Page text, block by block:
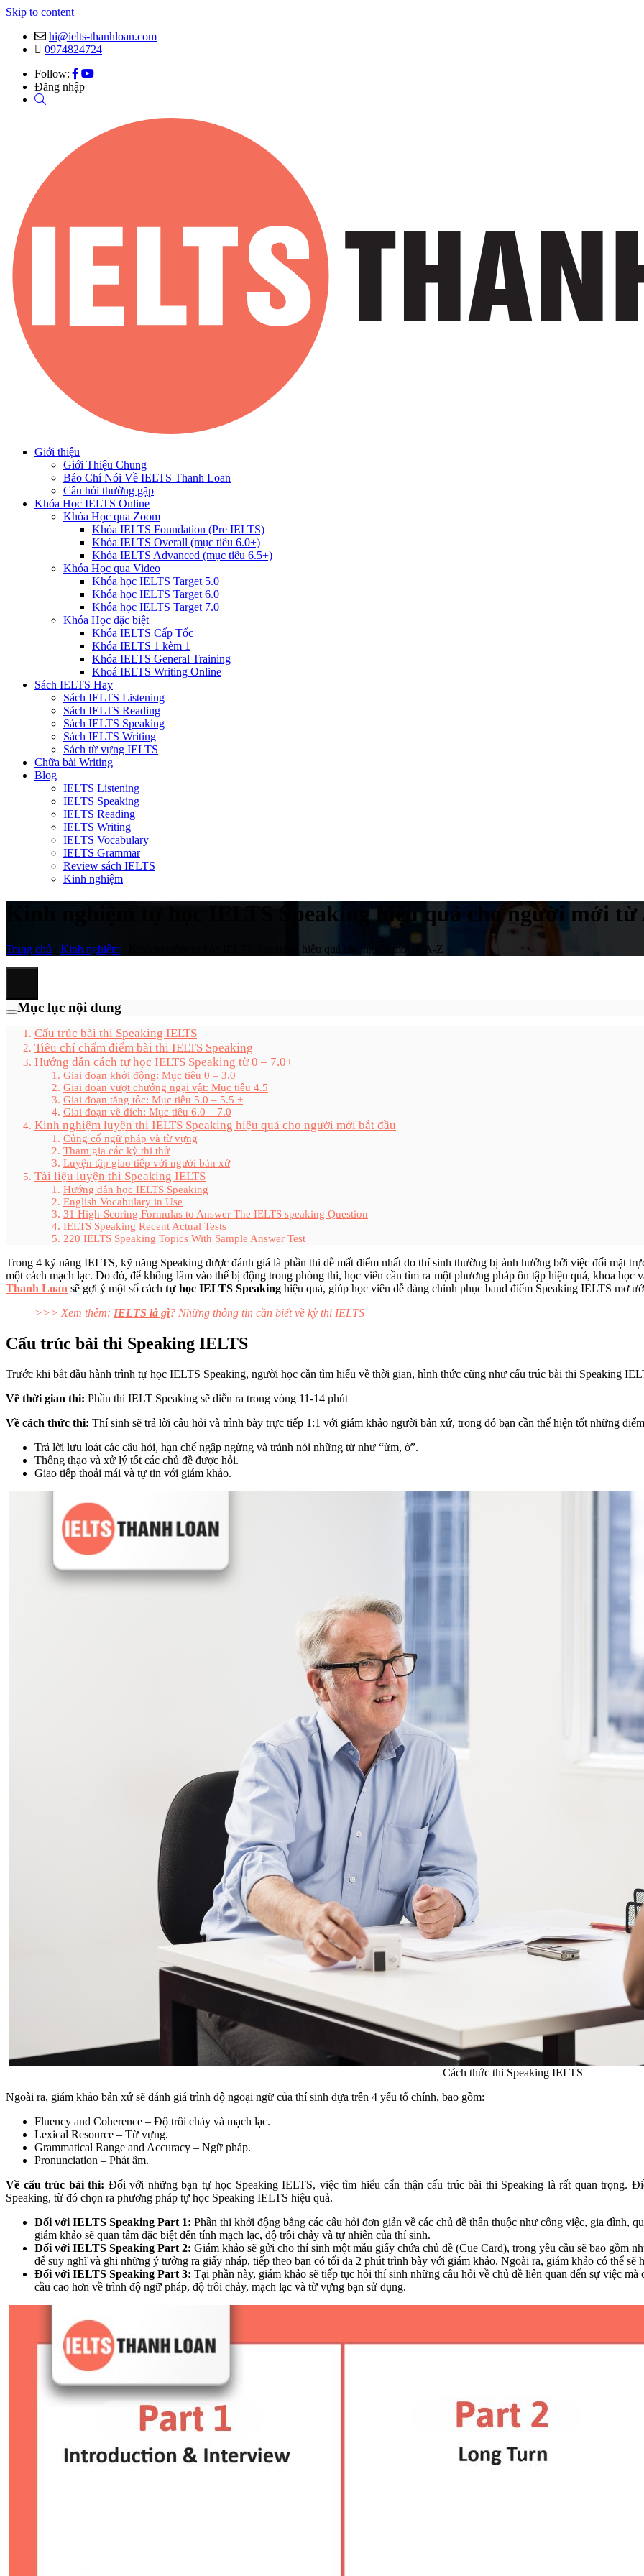
Skip to content
hi@ielts-thanhloan.com
0974824724
Follow:
Đăng nhập
Giới thiệu
Giới Thiệu Chung
Báo Chí Nói Về IELTS Thanh Loan
Câu hỏi thường gặp
Khóa Học IELTS Online
Khóa Học qua Zoom
Khóa IELTS Foundation (Pre IELTS)
Khóa IELTS Overall (mục tiêu 6.0+)
Khóa IELTS Advanced (mục tiêu 6.5+)
Khóa Học qua Video
Khóa học IELTS Target 5.0
Khóa học IELTS Target 6.0
Khóa học IELTS Target 7.0
Khóa Học đặc biệt
Khóa IELTS Cấp Tốc
Khóa IELTS 1 kèm 1
Khóa IELTS General Training
Khoá IELTS Writing Online
Sách IELTS Hay
Sách IELTS Listening
Sách IELTS Reading
Sách IELTS Speaking
Sách IELTS Writing
Sách từ vựng IELTS
Chữa bài Writing
Blog
IELTS Listening
IELTS Speaking
IELTS Reading
IELTS Writing
IELTS Vocabulary
IELTS Grammar
Review sách IELTS
Kinh nghiệm
Kinh nghiệm tự học IELTS Speaking hiệu quả cho người mới
Trang chủ Kinh nghiệm Kinh nghiệm tự học IELTS Speaking hiệu quả cho người mới từ A-Z
Mục lục nội dung
Cấu trúc bài thi Speaking IELTS
Tiêu chí chấm điểm bài thi IELTS Speaking
Hướng dẫn cách tự học IELTS Speaking từ 0 – 7.0+
Giai đoạn khởi động: Mục tiêu 0 – 3.0
Giai đoạn vượt chướng ngại vật: Mục tiêu 4.5
Giai đoạn tăng tốc: Mục tiêu 5.0 – 5.5 +
Giai đoạn về đích: Mục tiêu 6.0 – 7.0
Kinh nghiệm luyện thi IELTS Speaking hiệu quả cho người mới bắt đầu
Củng cố ngữ pháp và từ vựng
Tham gia các kỳ thi thử
Luyện tập giao tiếp với người bản xứ
Tài liệu luyện thi Speaking IELTS
Hướng dẫn học IELTS Speaking
English Vocabulary in Use
31 High-Scoring Formulas to Answer The IELTS speaking Question
IELTS Speaking Recent Actual Tests
220 IELTS Speaking Topics With Sample Answer Test
Trong 4 kỹ năng IELTS, kỹ năng Speaking được đánh giá là phần thi dễ mất điểm nhất do thí sinh thường bị ảnh hưởng bởi việc đối mặt
một cách mạch lạc. Do đó, để không lâm vào thế bị động trong phòng thi, học viên cần tìm ra một phương pháp ôn tập hiệu quả, khoa học
Thanh Loan sẽ gợi ý một số cách tự học IELTS Speaking hiệu quả, giúp học viên dễ dàng chinh phục band điểm Speaking IELTS mơ
>>> Xem thêm: IELTS là gì? Những thông tin cần biết về kỳ thi IELTS
Cấu trúc bài thi Speaking IELTS
Trước khi bắt đầu hành trình tự học IELTS Speaking, người học cần tìm hiểu về thời gian, hình thức cũng như cấu trúc bài thi Speaking
Về thời gian thi: Phần thi IELT Speaking sẽ diễn ra trong vòng 11-14 phút
Về cách thức thi: Thí sinh sẽ trả lời câu hỏi và trình bày trực tiếp 1:1 với giám khảo người bản xứ, trong đó bạn cần thể hiện tốt những
Trả lời lưu loát các câu hỏi, hạn chế ngập ngừng và tránh nói những từ như “ừm, ờ”.
Thông thạo và xử lý tốt các chủ đề được hỏi.
Giao tiếp thoải mái và tự tin với giám khảo.
Cách thức thi Speaking IELTS
Ngoài ra, giám khảo bản xứ sẽ đánh giá trình độ ngoại ngữ của thí sinh dựa trên 4 yếu tố chính, bao gồm:
Fluency and Coherence – Độ trôi chảy và mạch lạc.
Lexical Resource – Từ vựng.
Grammatical Range and Accuracy – Ngữ pháp.
Pronunciation – Phát âm.
Về cấu trúc bài thi: Đối với những bạn tự học Speaking IELTS, việc tìm hiểu cẩn thận cấu trúc bài thi Speaking là rất quan trọng.
Speaking, từ đó chọn ra phương pháp tự học Speaking IELTS hiệu quả.
Đối với IELTS Speaking Part 1: Phần thi khởi động bằng các câu hỏi đơn giản về các chủ đề thân thuộc như công việc, gia
giám khảo sẽ quan tâm đặc biệt đến tính mạch lạc, độ trôi chảy và tự nhiên của thí sinh.
Đối với IELTS Speaking Part 2: Giám khảo sẽ gửi cho thí sinh một mẫu giấy chứa chủ đề (Cue Card), trong yêu cầu sẽ bao gồm
để suy nghĩ và ghi những ý tưởng ra giấy nháp, tiếp theo bạn có tối đa 2 phút trình bày với giám khảo. Ngoài ra, giám khảo có thể
Đối với IELTS Speaking Part 3: Tại phần này, giám khảo sẽ tiếp tục hỏi thí sinh những câu hỏi về chủ đề liên quan đến sự việc
cầu cao hơn về trình độ ngữ pháp, độ trôi chảy, mạch lạc và từ vựng bạn sử dụng.